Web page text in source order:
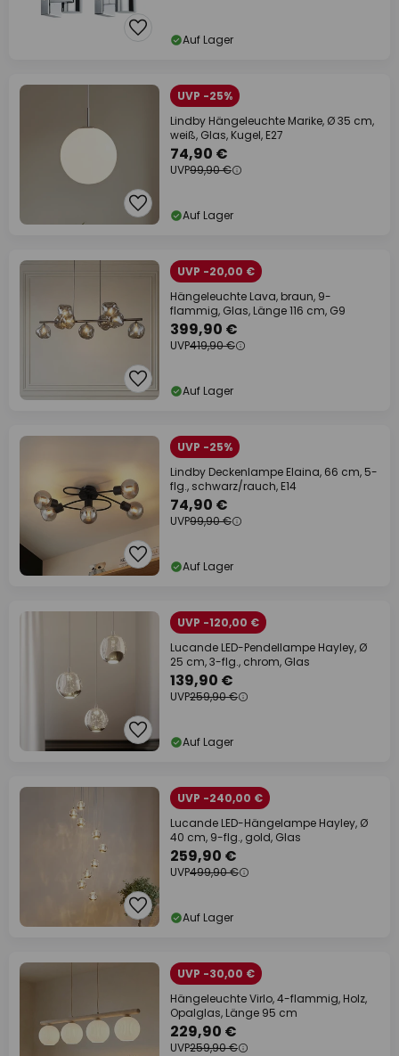
Auf Lager
UVP -25%
Lindby Hängeleuchte Marike, Ø 35 cm,
weiß, Glas, Kugel, E27
74,90 €
UVP99,90 €
Auf Lager
UVP -20,00 €
Hängeleuchte Lava, braun, 9-
flammig, Glas, Länge 116 cm, G9
399,90 €
UVP419,90 €
Auf Lager
UVP -25%
Lindby Deckenlampe Elaina, 66 cm, 5-
flg., schwarz/rauch, E14
74,90 €
UVP99,90 €
Auf Lager
UVP -120,00 €
Lucande LED-Pendellampe Hayley, Ø
25 cm, 3-flg., chrom, Glas
139,90 €
UVP259,90 €
Auf Lager
UVP -240,00 €
Lucande LED-Hängelampe Hayley, Ø
40 cm, 9-flg., gold, Glas
259,90 €
UVP499,90 €
Auf Lager
UVP -30,00 €
Hängeleuchte Virlo, 4-flammig, Holz,
Opalglas, Länge 95 cm
229,90 €
UVP259,90 €